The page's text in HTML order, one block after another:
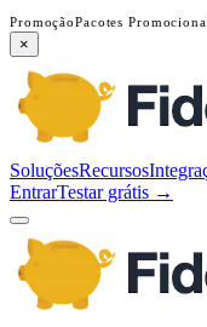
PromoçãoPacotes
×
SoluçõesRecursos
EntrarTestar grátis →